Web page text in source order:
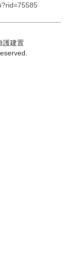
護建置